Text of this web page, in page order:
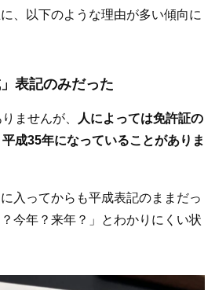
、以下のような理由が多い傾向に
表記のみだった
ませんが、
人によっては免許証の
成35年になっていることがありま
入ってからも平成表記のままだっ
今年？来年？」とわかりにくい状